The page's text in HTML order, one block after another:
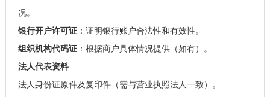
况。
银行开户许可证：证明银行账户合法性和有效性。
组织机构代码证：根据商户具体情况提供（如有）。
法人代表资料
法人身份证原件及复印件（需与营业执照法人一致）。